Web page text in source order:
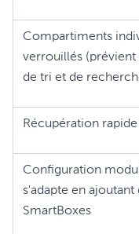
Compartiments
verrouillés (prévient
de tri et de
Récupération rapide
Configuration
s'adapte en ajoutant
SmartBoxes